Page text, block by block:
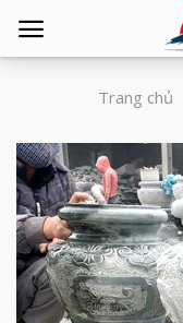
Trang chủ